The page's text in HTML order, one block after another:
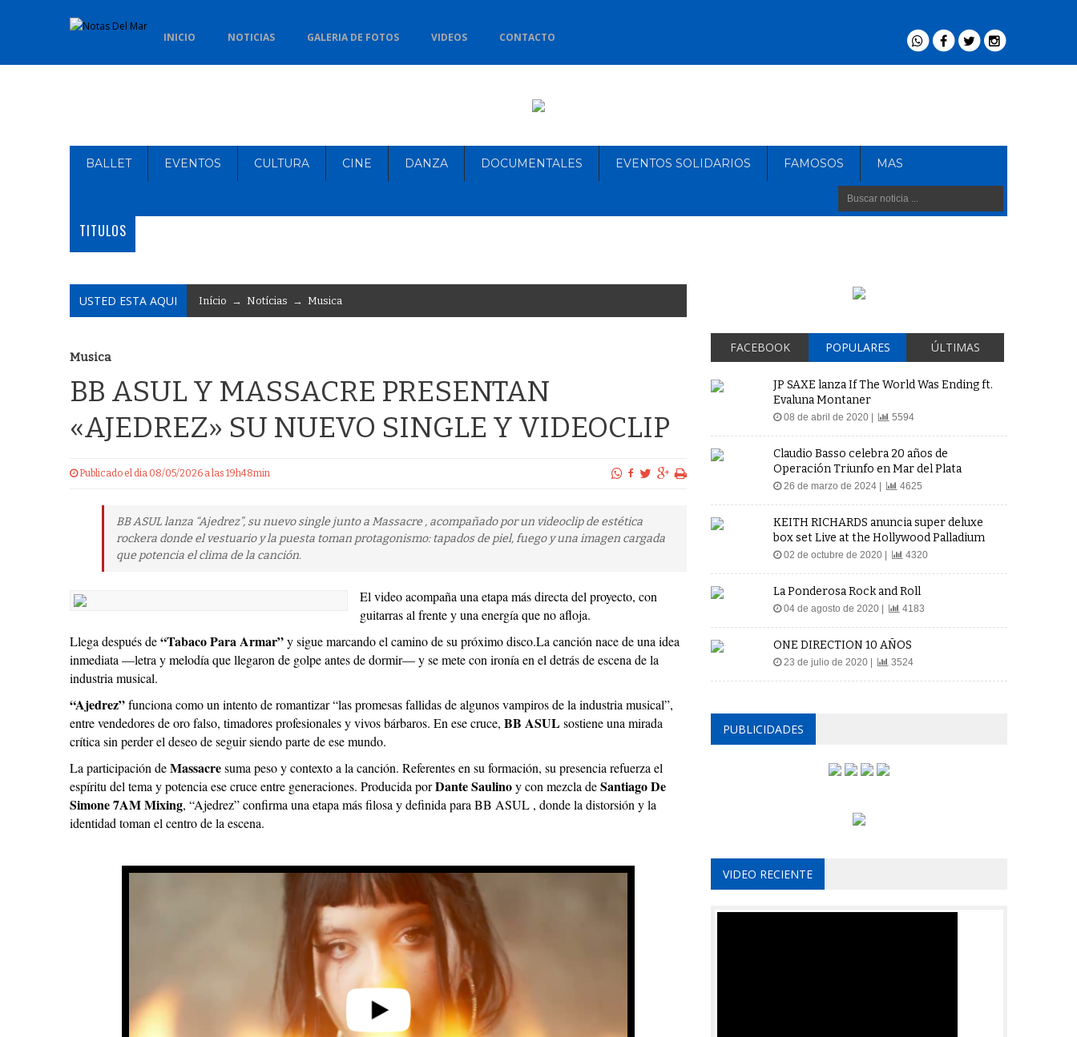
INICIO NOTICIAS GALERIA DE FOTOS VIDEOS CONTACTO
BALLET EVENTOS CULTURA CINE DANZA DOCUMENTALES EVENTOS SOLIDARIOS FAMOSOS MAS
TITULOS
USTED ESTA AQUI Início → Notícias → Musica
Musica
BB ASUL Y MASSACRE PRESENTAN
«AJEDREZ» SU NUEVO SINGLE Y VIDEOCLIP
Publicado el dia 08/05/2026 a las 19h48min
BB ASUL lanza “Ajedrez”, su nuevo single junto a Massacre , acompañado por un videoclip de estética
rockera donde el vestuario y la puesta toman protagonismo: tapados de piel, fuego y una imagen cargada
que potencia el clima de la canción.
El video acompaña una etapa más directa del proyecto, con
guitarras al frente y una energía que no afloja.
Llega después de“Tabaco Para Armar”y sigue marcando el camino de su próximo disco.La canción nace de una idea
inmediata —letra y melodía que llegaron de golpe antes de dormir— y se mete con ironía en el detrás de escena de la
industria musical.
“Ajedrez”funciona como un intento de romantizar “las promesas fallidas de algunos vampiros de la industria musical”,
entre vendedores de oro falso, timadores profesionales y vivos bárbaros. En ese cruce, BB ASULsostiene una mirada
crítica sin perder el deseo de seguir siendo parte de ese mundo.
La participación deMassacresuma peso y contexto a la canción. Referentes en su formación, su presencia refuerza el
espíritu del tema y potencia ese cruce entre generaciones. Producida porDante Saulinoy con mezcla deSantiago De
Simone 7AM Mixing, “Ajedrez” confirma una etapa más filosa y definida para BB ASUL , donde la distorsión y la
identidad toman el centro de la escena.
FACEBOOK POPULARES ÚLTIMAS
JP SAXE lanza If The World Was Ending ft.
Evaluna Montaner
08 de abril de 2020 | 5594
Claudio Basso celebra 20 años de
Operación Triunfo en Mar del Plata
26 de marzo de 2024 | 4625
KEITH RICHARDS anuncia super deluxe
box set Live at the Hollywood Palladium
02 de octubre de 2020 | 4320
La Ponderosa Rock and Roll
04 de agosto de 2020 | 4183
ONE DIRECTION 10 AÑOS
23 de julio de 2020 | 3524
PUBLICIDADES
VIDEO RECIENTE